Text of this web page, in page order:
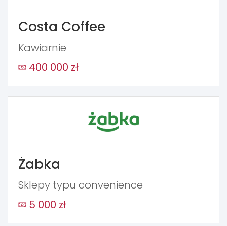
Costa Coffee
Kawiarnie
400 000 zł
Żabka
Sklepy typu convenience
5 000 zł